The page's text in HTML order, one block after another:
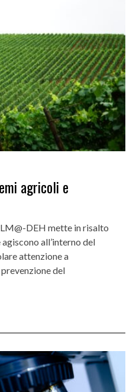
agricoli e
DEH mette in risalto
all’interno del
attenzione a
del